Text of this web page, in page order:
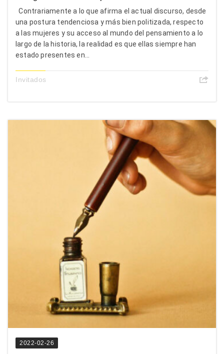
Contrariamente a lo que afirma el actual discurso, desde
una postura tendenciosa y más bien politizada, respecto
a las mujeres y su acceso al mundo del pensamiento a lo
largo de la historia, la realidad es que ellas siempre han
estado presentes en...
Invitados
2022-02-26